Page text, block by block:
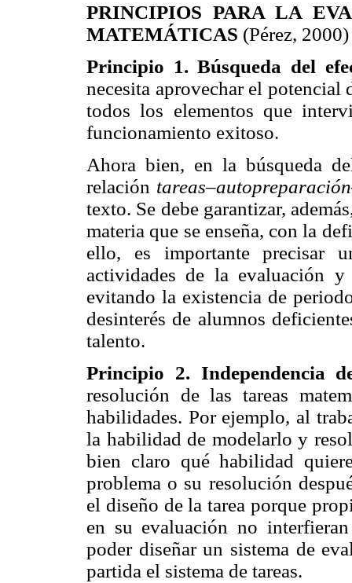
PRINCIPIOS PARA LA
MATEMÁTICAS (Pérez, 2000)
Principio 1. Búsqueda del
necesita aprovechar el potencial
todos los elementos que
funcionamiento exitoso.
Ahora bien, en la búsqueda
relación
texto. Se debe garantizar,
materia que se enseña, con la
ello, es importante precisar
actividades de la evaluación
evitando la existencia de
desinterés de alumnos
talento.
Principio 2. Independencia
resolución de las tareas
habilidades. Por ejemplo, al
la habilidad de modelarlo y
bien claro qué habilidad
problema o su resolución
el diseño de la tarea porque
en su evaluación no
poder diseñar un sistema de
partida el sistema de tareas.